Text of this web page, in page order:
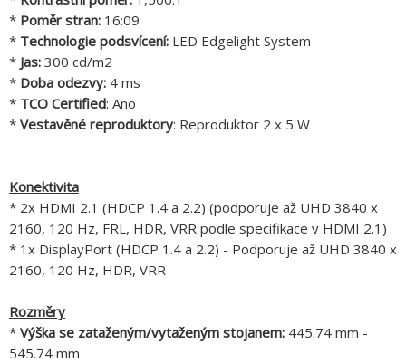
* Poměr stran: 16:09
* Technologie podsvícení: LED Edgelight System
* Jas: 300 cd/m2
* Doba odezvy: 4 ms
* TCO Certified: Ano
* Vestavěné reproduktory: Reproduktor 2 x 5 W
Konektivita
* 2x HDMI 2.1 (HDCP 1.4 a 2.2) (podporuje až UHD 3840 x
2160, 120 Hz, FRL, HDR, VRR podle specifikace v HDMI 2.1)
* 1x DisplayPort (HDCP 1.4 a 2.2) - Podporuje až UHD 3840 x
2160, 120 Hz, HDR, VRR
Rozměry
* Výška se zataženým/vytaženým stojanem: 445.74 mm -
545.74 mm